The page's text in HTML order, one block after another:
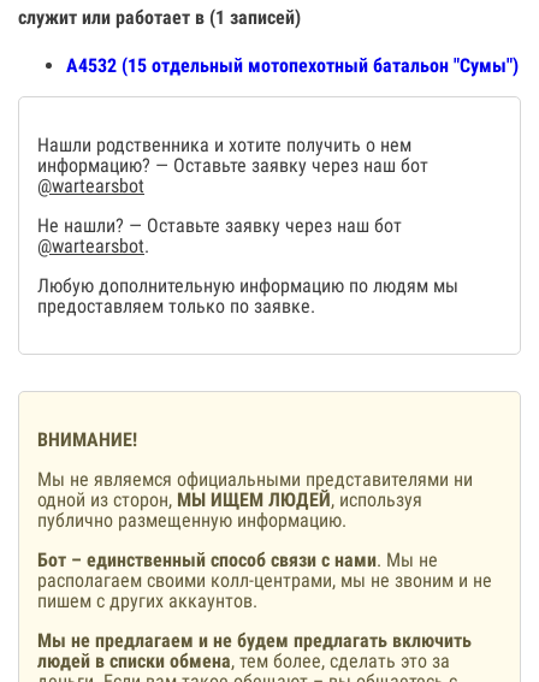
служит или работает в (1 записей)
А4532 (15 отдельный мотопехотный батальон "Сумы")
Нашли родственника и хотите получить о нем
информацию? — Оставьте заявку через наш бот
@wartearsbot
Не нашли? — Оставьте заявку через наш бот
@wartearsbot.
Любую дополнительную информацию по людям мы
предоставляем только по заявке.
ВНИМАНИЕ!
Мы не являемся официальными представителями ни
одной из сторон, МЫ ИЩЕМ ЛЮДЕЙ, используя
публично размещенную информацию.
Бот – единственный способ связи с нами. Мы не
располагаем своими колл-центрами, мы не звоним и не
пишем с других аккаунтов.
Мы не предлагаем и не будем предлагать включить
людей в списки обмена, тем более, сделать это за